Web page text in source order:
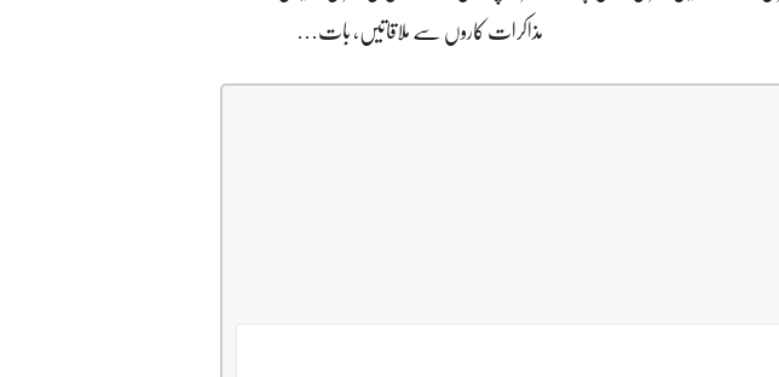
مذاکرات کاروں سے ملاقاتیں، بات…